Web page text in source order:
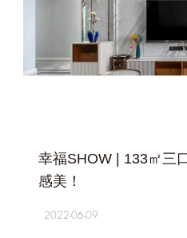
幸福SHOW | 133㎡三
感美！
2022-06-09